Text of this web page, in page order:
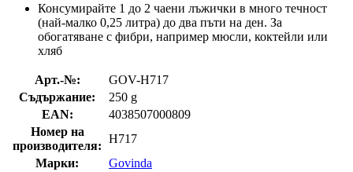
Консумирайте 1 до 2 чаени лъжички в много течност
(най-малко 0,25 литра) до два пъти на ден. За
обогатяване с фибри, например мюсли, коктейли или
хляб
Арт.-№:
GOV-H717
Съдържание:
250 g
EAN:
4038507000809
Номер на
производителя:
H717
Марки:
Govinda